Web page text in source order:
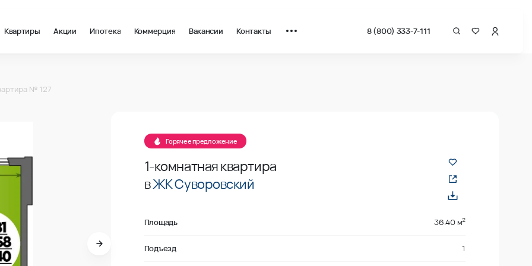
Квартиры Акции Ипотека Коммерция Вакансии Контакты 8 (800) 333-7-111
№ 127
Горячее предложение
1-комнатная квартира
вЖК Суворовский
Площадь 36.40 м2
Подъезд 1